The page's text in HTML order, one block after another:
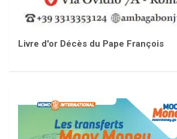
Livre d'or Décès du Pape François